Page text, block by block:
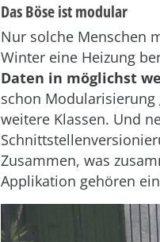
Das Böse ist modular
Nur solche Menschen
Winter eine Heizung
Daten in möglichst
schon Modularisierung
weitere Klassen. Und
Zusammen, was
Applikation gehören